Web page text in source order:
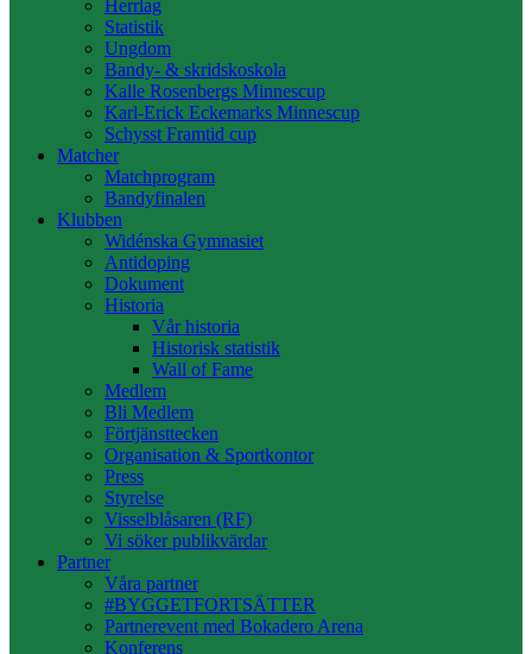
Herrlag
Statistik
Ungdom
Bandy- & skridskoskola
Kalle Rosenbergs Minnescup
Karl-Erick Eckemarks Minnescup
Schysst Framtid cup
Matcher
Matchprogram
Bandyfinalen
Klubben
Widénska Gymnasiet
Antidoping
Dokument
Historia
Vår historia
Historisk statistik
Wall of Fame
Medlem
Bli Medlem
Förtjänsttecken
Organisation & Sportkontor
Press
Styrelse
Visselblåsaren (RF)
Vi söker publikvärdar
Partner
Våra partner
#BYGGETFORTSÄTTER
Partnerevent med Bokadero Arena
Konferens